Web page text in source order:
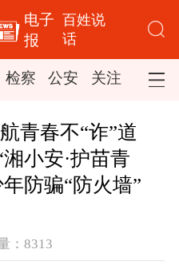
电子
报
百姓说
话
检察 公安 关注 司法
青春不“诈”道
小安·护苗青
防骗“防火墙”
：8313